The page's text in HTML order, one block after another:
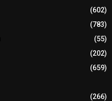
(602)
(783)
(55)
(202)
(659)
(266)